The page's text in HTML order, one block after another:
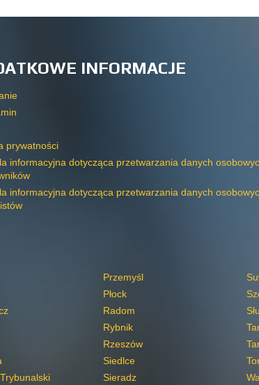
INFORMACJE
prywatności
informacyjna dotycząca przetwarzania danych
informacyjna dotycząca przetwarzania danych
Przemyśl
Płock
Radom
Rybnik
Rzeszów
Siedlce
Sieradz